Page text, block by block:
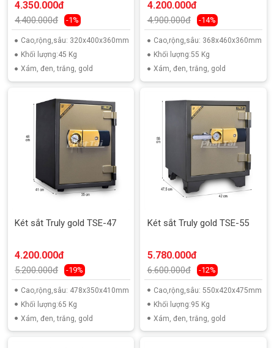
4.350.000đ
4.400.000đ -1%
Cao,rộng,sâu: 320x400x360mm
Khối lượng:45 Kg
Xám, đen, trắng, gold
4.200.000đ
4.900.000đ -14%
Cao,rộng,sâu: 368x460x360mm
Khối lượng:55 Kg
Xám, đen, trắng, gold
Két sắt Truly gold TSE-47
4.200.000đ
5.200.000đ -19%
Cao,rộng,sâu: 478x350x410mm
Khối lượng:65 Kg
Xám, đen, trắng, gold
Két sắt Truly gold TSE-55
5.780.000đ
6.600.000đ -12%
Cao,rộng,sâu: 550x420x475mm
Khối lượng:95 Kg
Xám, đen, trắng, gold